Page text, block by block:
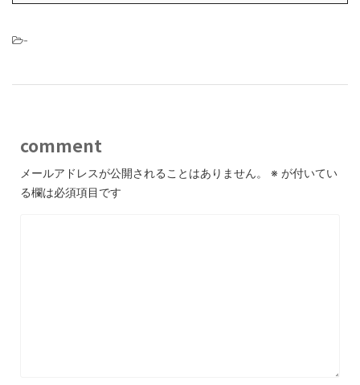
-
comment
メールアドレスが公開されることはありません。 ※ が付いてい
る欄は必須項目です